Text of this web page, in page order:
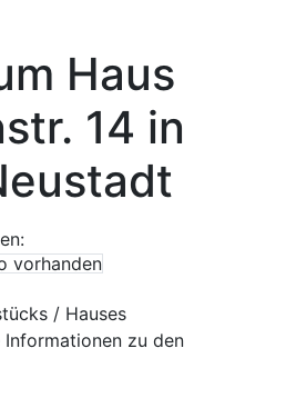
Haus
14 in
/ Hauses
zu den